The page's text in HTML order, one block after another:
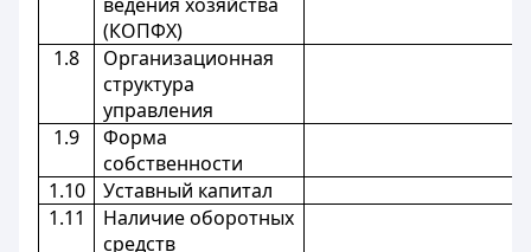
(КОПФХ)
1.8
Организационная
структура
управления
1.9
Форма
собственности
1.10
Уставный капитал
1.11
Наличие оборотных
средств